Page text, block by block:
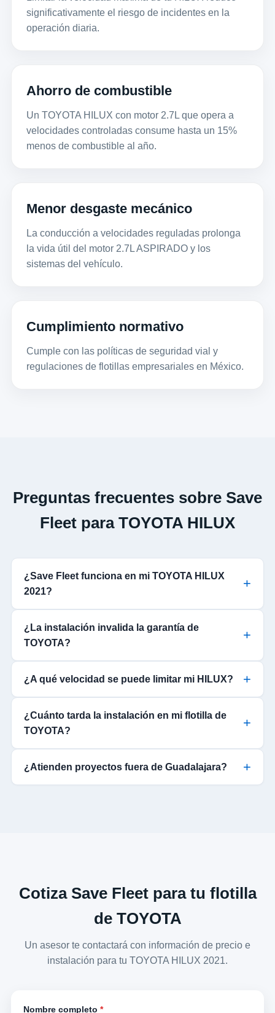
significativamente el riesgo de incidentes en la
operación diaria.
Ahorro de combustible
Un TOYOTA HILUX con motor 2.7L que opera a
velocidades controladas consume hasta un 15%
menos de combustible al año.
Menor desgaste mecánico
La conducción a velocidades reguladas prolonga
la vida útil del motor 2.7L ASPIRADO y los
sistemas del vehículo.
Cumplimiento normativo
Cumple con las políticas de seguridad vial y
regulaciones de flotillas empresariales en México.
Preguntas frecuentes sobre Save
Fleet para TOYOTA HILUX
¿Save Fleet funciona en mi TOYOTA HILUX
2021?
¿La instalación invalida la garantía de
TOYOTA?
¿A qué velocidad se puede limitar mi HILUX?
¿Cuánto tarda la instalación en mi flotilla de
TOYOTA?
¿Atienden proyectos fuera de Guadalajara?
Cotiza Save Fleet para tu flotilla
de TOYOTA
Un asesor te contactará con información de precio e
instalación para tu TOYOTA HILUX 2021.
Nombre completo *